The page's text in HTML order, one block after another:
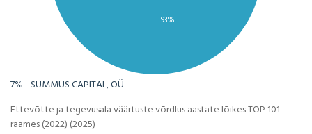
93%
7% - SUMMUS CAPITAL, OÜ
Ettevõtte ja tegevusala väärtuste võrdlus aastate lõikes TOP 101
raames (2022) (2025)